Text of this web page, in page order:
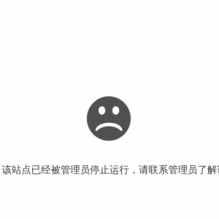
站点已经被管理员停止运行，请联系管理员了